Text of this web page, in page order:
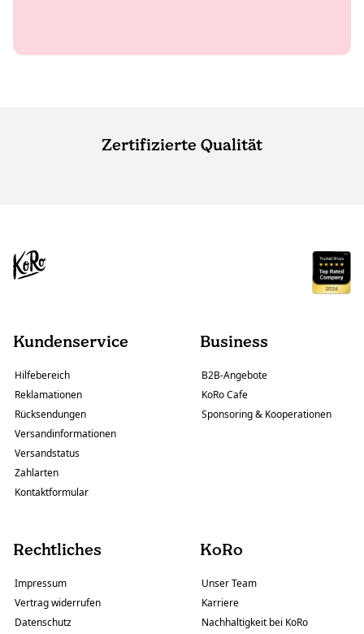
Zertifizierte Qualität
Kundenservice
Hilfebereich
Reklamationen
Rücksendungen
Versandinformationen
Versandstatus
Zahlarten
Kontaktformular
Business
B2B-Angebote
KoRo Cafe
Sponsoring & Kooperationen
Rechtliches
Impressum
Vertrag widerrufen
Datenschutz
KoRo
Unser Team
Karriere
Nachhaltigkeit bei KoRo